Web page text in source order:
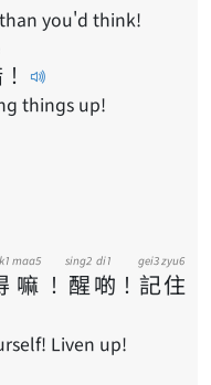
you'd think!
！
things up!
嘛
maa5
！ 醒
sing2
啲
di1
！ 記
gei3
住
zyu6
Liven up!